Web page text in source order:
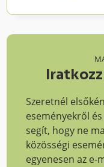
Szeretnél
eseményekről
segít, hogy ne
közösségi
egyenesen az e-